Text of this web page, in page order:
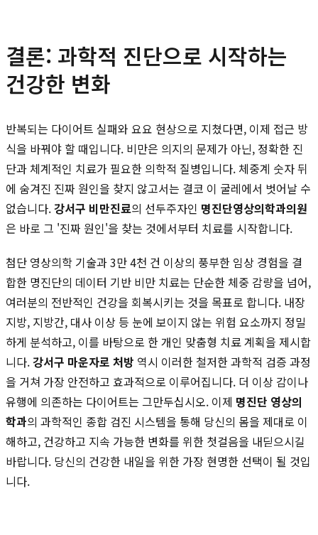
결론: 과학적 진단으로 시작하는
건강한 변화
반복되는 다이어트 실패와 요요 현상으로 지쳤다면, 이제 접근 방
식을 바꿔야 할 때입니다. 비만은 의지의 문제가 아닌, 정확한 진
단과 체계적인 치료가 필요한 의학적 질병입니다. 체중계 숫자 뒤
에 숨겨진 진짜 원인을 찾지 않고서는 결코 이 굴레에서 벗어날 수
없습니다.강서구 비만진료의 선두주자인 명진단영상의학과의원
은 바로 그 '진짜 원인'을 찾는 것에서부터 치료를 시작합니다.
첨단 영상의학 기술과 3만 4천 건 이상의 풍부한 임상 경험을 결
합한 명진단의 데이터 기반 비만 치료는 단순한 체중 감량을 넘어,
여러분의 전반적인 건강을 회복시키는 것을 목표로 합니다. 내장
지방, 지방간, 대사 이상 등 눈에 보이지 않는 위험 요소까지 정밀
하게 분석하고, 이를 바탕으로 한 개인 맞춤형 치료 계획을 제시합
니다.강서구 마운자로 처방 역시 이러한 철저한 과학적 검증 과정
을 거쳐 가장 안전하고 효과적으로 이루어집니다. 더 이상 감이나
유행에 의존하는 다이어트는 그만두십시오. 이제 명진단 영상의
학과의 과학적인 종합 검진 시스템을 통해 당신의 몸을 제대로 이
해하고, 건강하고 지속 가능한 변화를 위한 첫걸음을 내딛으시길
바랍니다. 당신의 건강한 내일을 위한 가장 현명한 선택이 될 것입
니다.